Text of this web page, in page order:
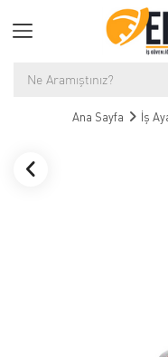
Ana Sayfa İş